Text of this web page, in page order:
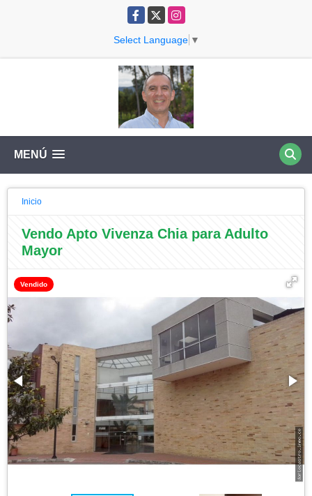
Facebook
X Instagram
Select Language ▼
MENÚ
Inicio
Vendo Apto Vivenza Chia para Adulto
Mayor
Vendido